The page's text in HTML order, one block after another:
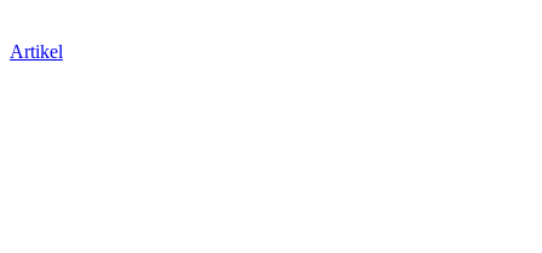
Artikel